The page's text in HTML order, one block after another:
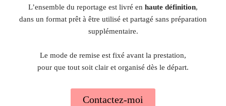
L’ensemble du reportage est livré en haute définition,
dans un format prêt à être utilisé et partagé sans préparation
supplémentaire.
Le mode de remise est fixé avant la prestation,
pour que tout soit clair et organisé dès le départ.
Contactez-moi